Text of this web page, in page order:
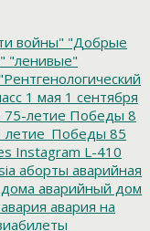
войны" "Добрые
"ленивые"
"Рентгенологический
1 мая 1 сентября
75-летие Победы 8
85
Instagram L-410
аборты аварийная
аварийный дом
авария авария на